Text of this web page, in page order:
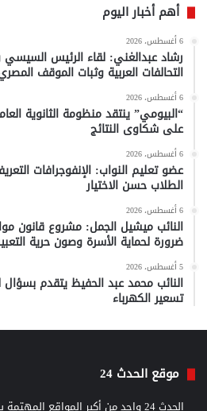
أهم أخبار اليوم
6 أغسطس، 2026
رشاد عبدالغني: لقاء الرئيس
التحالفات العربية وثبات الموقف
6 أغسطس، 2026
“البيومي” ينتقد منظومة الثانوية
على شكاوى النتائج
6 أغسطس، 2026
عضو تعليم النواب: الإنفوجرافات
الطلاب حسن الاختيار
6 أغسطس، 2026
النائب ميشيل الجمل: مشروع قانون
ضرورة لحماية الأسرة وصون حرية
5 أغسطس، 2026
النائب محمد عبد الحفيظ يتقدم
تسعير الكهرباء
موقع الحدث 24
الحدث 24 واحد من أكبر المواقع